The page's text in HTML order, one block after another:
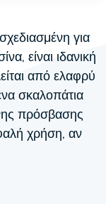
για
είναι ιδανική
από ελαφρύ
σκαλοπάτια
πρόσβασης
χρήση, αν